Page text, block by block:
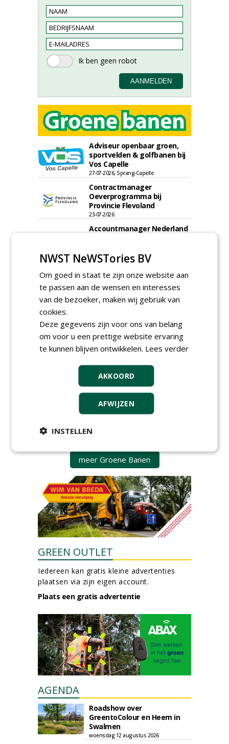
Adviseur openbaar groen,
sportvelden & golfbanen bij
Vos Capelle
27-07-2026, Sprang-Capelle
Contractmanager
Oeverprogramma bij
Provincie Flevoland
23-07-2026
Accountmanager Nederland
Projectcoördinator milieu en
saneringen JdB groep
Werkvoorbereider /
30-06-2026, Noordeloos
European Tree Worker bij
Wallaard
Meewerkend Voorman Groen
bij Wallaard
30-06-2026, 80 km rond Noordeloos
Werkvoorbereider
week) bij SmitsRinsma
meer Groene Banen
GREEN OUTLET
Iedereen kan gratis kleine advertenties
plaatsen via zijn eigen account.
Plaats een gratis advertentie
AGENDA
Roadshow over
GreentoColour en Heem in
Swalmen
woensdag 12 augustus 2026
NWST NeWSTories BV
Om goed in staat te zijn onze website aan
te passen aan de wensen en interesses
van de bezoeker, maken wij gebruik van
cookies.
Deze gegevens zijn voor ons van belang
om voor u een prettige website ervaring
te kunnen blijven ontwikkelen. Lees verder
AKKOORD
AFWIJZEN
INSTELLEN